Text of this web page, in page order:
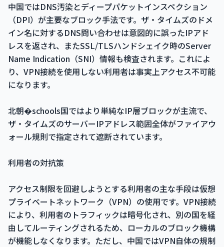
中国ではDNS汚染とディープパケットインスペクション
（DPI）が主要なブロック手法です。ザ・タイムズのドメ
イン名に対するDNS問い合わせは意図的に誤ったIPアド
レスを返され、またSSL/TLSハンドシェイク時のServer
Name Indication（SNI）情報も検査されます。これによ
り、VPN接続を使用しない利用者は事実上アクセス不可能
になります。
北朝�schools国ではより単純なIP層ブロックが主流で、
ザ・タイムズのサーバーIPアドレス範囲全体がファイアウ
ォール規則で指定されて遮断されています。
利用者の対抗策
アクセス制限を回避しようとする利用者の主な手段は仮想
プライベートネットワーク（VPN）の使用です。VPN接続
により、利用者のトラフィックは暗号化され、別の国を経
由してルーティングされるため、ローカルのブロック機構
が機能しなくなります。ただし、中国ではVPN自体の規制